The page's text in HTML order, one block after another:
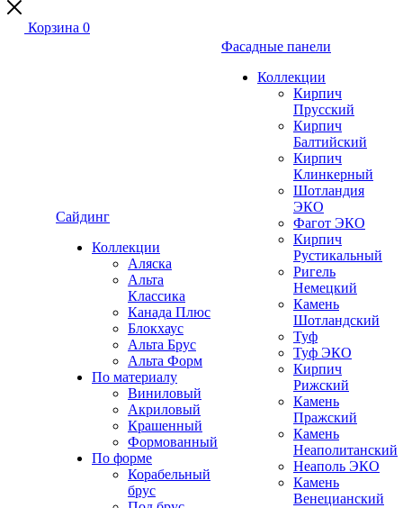
Корзина 0
Сайдинг
Коллекции
Аляска
Альта
Классика
Канада Плюс
Блокхаус
Альта Брус
Альта Форм
По материалу
Виниловый
Акриловый
Крашенный
Формованный
По форме
Корабельный
брус
Фасадные панели
Коллекции
Кирпич
Прусский
Кирпич
Балтийский
Кирпич
Клинкерный
Шотландия
ЭКО
Фагот ЭКО
Кирпич
Рустикальный
Ригель
Немецкий
Камень
Шотландский
Туф
Туф ЭКО
Кирпич
Рижский
Камень
Пражский
Камень
Неаполитанский
Неаполь ЭКО
Камень
Венецианский